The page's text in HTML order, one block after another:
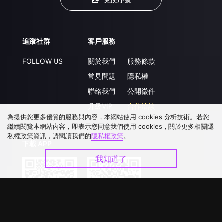
追蹤社群
FOLLOW US
客戶服務
關於我們
常見問題
聯絡我們
升級VIP
服務條款
隱私權
公開徵件
合作洽談
為提供您更多優質的服務與內容，本網站使用 cookies 分析技術。若您
繼續閱覽本網站內容，即表示您同意我們使用 cookies，關於更多相關隱
私權政策資訊，請閱讀我們的隱私權政策。
我知道了